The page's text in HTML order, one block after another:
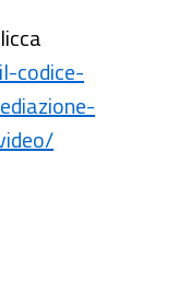
codice-